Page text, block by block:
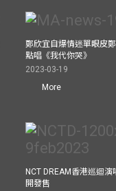
鄭欣宜自爆情迷單眼皮
點唱《我代你哭》
2023-03-19
More
NCT DREAM香港巡迴
開發售